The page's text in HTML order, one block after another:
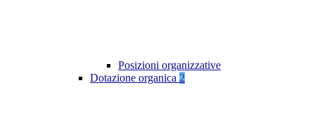
Posizioni organizzative
Dotazione organica 2